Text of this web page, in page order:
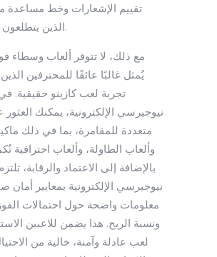
تقييم الإشعارات وخط مساعدة
الذين يتطلعون إلى الخدمة.
مع ذلك، لا تتوفر ألعاب وسطاء
يُمثل غالبًا عائقًا للمحترفين
تجربة لعب كازينو حقيقية.
نيوجيرسي الإلكترونية، يمكنك
متعددة للمقامرة، بما في ذلك
وألعاب الطاولة، وألعاب احترافية
بالإضافة إلى الاعتماد والرقابة،
نيوجيرسي الإلكترونية بمعايير أمان
معلومات واضحة حول احتمالات
ونسبة الربح. هذا يضمن للاعبين
لعب عادلة وآمنة، خالية من